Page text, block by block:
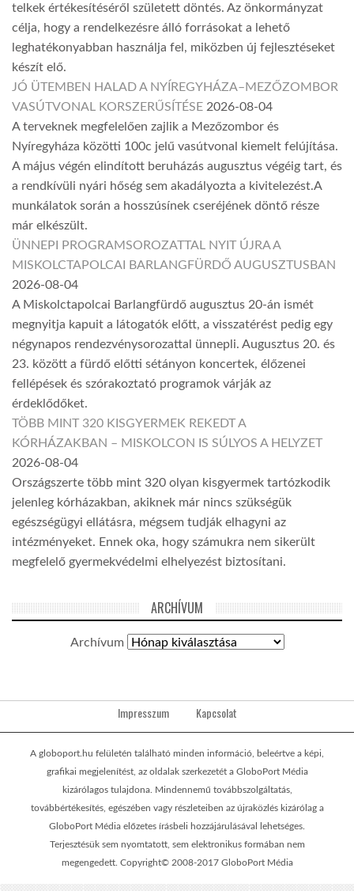
telkek értékesítéséről született döntés. Az önkormányzat
célja, hogy a rendelkezésre álló forrásokat a lehető
leghatékonyabban használja fel, miközben új fejlesztéseket
készít elő.
JÓ ÜTEMBEN HALAD A NYÍREGYHÁZA–MEZŐZOMBOR
VASÚTVONAL KORSZERŰSÍTÉSE 2026-08-04
A terveknek megfelelően zajlik a Mezőzombor és
Nyíregyháza közötti 100c jelű vasútvonal kiemelt felújítása.
A május végén elindított beruházás augusztus végéig tart, és
a rendkívüli nyári hőség sem akadályozta a kivitelezést.A
munkálatok során a hosszúsínek cseréjének döntő része
már elkészült.
ÜNNEPI PROGRAMSOROZATTAL NYIT ÚJRA A
MISKOLCTAPOLCAI BARLANGFÜRDŐ AUGUSZTUSBAN
2026-08-04
A Miskolctapolcai Barlangfürdő augusztus 20-án ismét
megnyitja kapuit a látogatók előtt, a visszatérést pedig egy
négynapos rendezvénysorozattal ünnepli. Augusztus 20. és
23. között a fürdő előtti sétányon koncertek, élőzenei
fellépések és szórakoztató programok várják az
érdeklődőket.
TÖBB MINT 320 KISGYERMEK REKEDT A
KÓRHÁZAKBAN – MISKOLCON IS SÚLYOS A HELYZET
2026-08-04
Országszerte több mint 320 olyan kisgyermek tartózkodik
jelenleg kórházakban, akiknek már nincs szükségük
egészségügyi ellátásra, mégsem tudják elhagyni az
intézményeket. Ennek oka, hogy számukra nem sikerült
megfelelő gyermekvédelmi elhelyezést biztosítani.
ARCHÍVUM
Archívum
Impresszum Kapcsolat
A globoport.hu felületén található minden információ, beleértve a képi,
grafikai megjelenítést, az oldalak szerkezetét a GloboPort Média
kizárólagos tulajdona. Mindennemű továbbszolgáltatás,
továbbértékesítés, egészében vagy részleteiben az újraközlés kizárólag a
GloboPort Média előzetes írásbeli hozzájárulásával lehetséges.
Terjesztésük sem nyomtatott, sem elektronikus formában nem
megengedett. Copyright© 2008-2017 GloboPort Média